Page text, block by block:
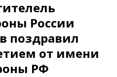
России
поздравил
от имени
РФ